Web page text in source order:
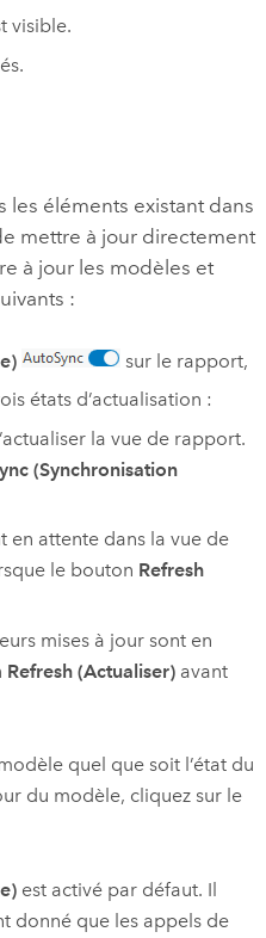
visible.
les éléments existant dans
mettre à jour directement
à jour les modèles et
:
sur le rapport,
états d’actualisation :
la vue de rapport.
(Synchronisation
en attente dans la vue de
le bouton Refresh
mises à jour sont en
Refresh (Actualiser)avant
quel que soit l’état du
du modèle, cliquez sur le
est activé par défaut. Il
donné que les appels de